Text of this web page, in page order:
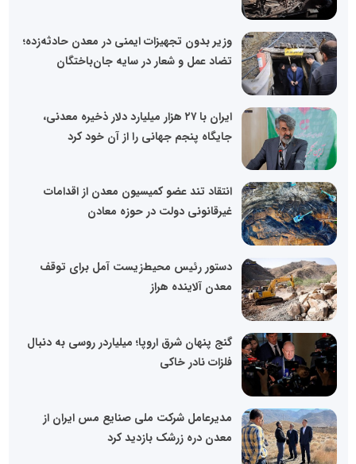
وزیر بدون تجهیزات ایمنی در معدن حادثه‌زده؛
تضاد عمل و شعار در سایه جان‌باختگان
ایران با ۲۷ هزار میلیارد دلار ذخیره معدنی،
جایگاه پنجم جهانی را از آن خود کرد
انتقاد تند عضو کمیسیون معدن از اقدامات
غیرقانونی دولت در حوزه معادن
دستور رئیس محیط‌زیست آمل برای توقف
معدن آلاینده هراز
گنج پنهان شرق اروپا؛ میلیاردر روسی به دنبال
فلزات نادر خاکی
مدیرعامل شرکت ملی صنایع مس ایران از
معدن دره زرشک بازدید کرد